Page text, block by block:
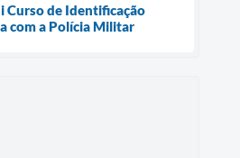
Curso de Identificação
com a Polícia Militar